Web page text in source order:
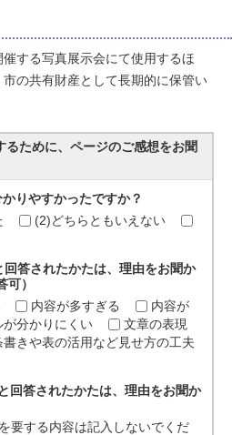
する写真展示会にて使用するほ
の共有財産として長期的に保管い
るために、ページのご感想をお聞
りやすかったですか？
(2)どちらともいえない
答されたかたは、理由をお聞か
可）
内容が多すぎる
内容が
が分かりにくい
文章の表現
書きや表の活用など見せ方の工夫
回答されたかたは、理由をお聞か
要する内容は記入しないでくだ